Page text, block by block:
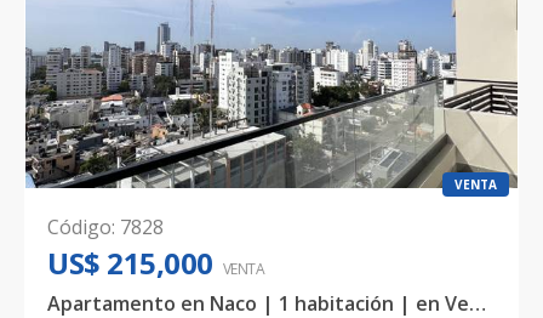
VENTA
Código: 7828
US$ 215,000 VENTA
Apartamento en Naco | 1 habitación | en Venta